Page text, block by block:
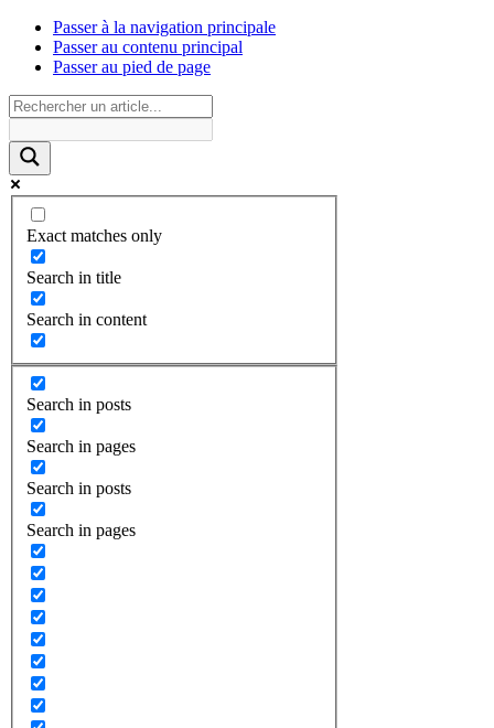
Passer à la navigation principale
Passer au contenu principal
Passer au pied de page
Exact matches only
Search in title
Search in content
Search in posts
Search in pages
Search in posts
Search in pages